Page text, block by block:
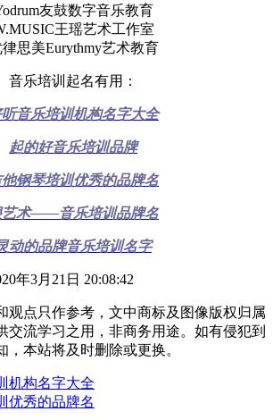
友鼓数字音乐教育
王瑶艺术工作室
思美Eurythmy艺术教育
音乐培训起名有用：
听音乐培训机构名字大全
起的好音乐培训品牌
他钢琴培训优秀的品牌名
艺术——音乐培训品牌名
动的品牌音乐培训名字
年3月21日 20:08:42
观点只作参考，文中商标及图像版权归属
交流学习之用，非商务用途。如有侵犯到
，本站将及时删除或更换。
机构名字大全
优秀的品牌名